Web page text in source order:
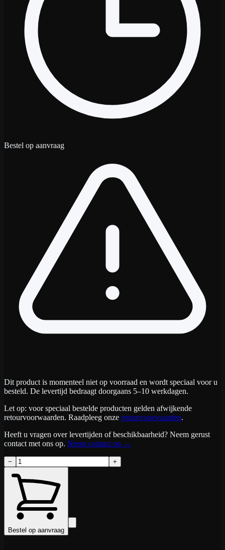
Bestel op aanvraag
Dit product is momenteel niet op voorraad en wordt speciaal voor u
besteld. De levertijd bedraagt doorgaans 5–10 werkdagen.
Let op: voor speciaal bestelde producten gelden afwijkende
retourvoorwaarden. Raadpleeg onze retourvoorwaarden.
Heeft u vragen over levertijden of beschikbaarheid? Neem gerust
contact met ons op. Neem contact op →
− +
Bestel op aanvraag